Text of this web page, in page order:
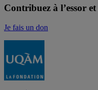
Contribuez à l’essor
Je fais un don